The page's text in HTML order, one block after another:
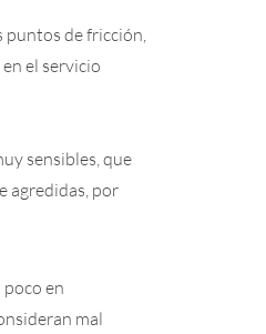
de fricción,
el servicio
sensibles, que
agredidas, por
poco en
mal